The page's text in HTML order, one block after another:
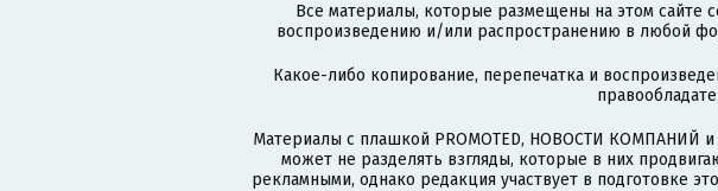
Все материалы, которые размещены на этом сайте
воспроизведению и/или распространению в любой
Какое-либо копирование, перепечатка и
Материалы с плашкой PROMOTED, НОВОСТИ КОМПАНИЙ
может не разделять взгляды, которые в них
рекламными, однако редакция участвует в подготовке